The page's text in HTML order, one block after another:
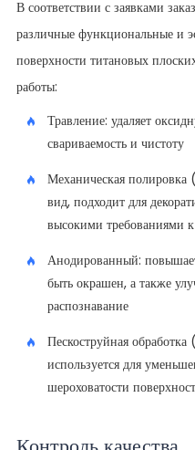
В соответствии с заявками
различные функциональные и
поверхности титановых
работы:
Травление: удаляет
свариваемость и чистоту
Механическая
вид, подходит для
высокими требованиями
Анодированный:
быть окрашен, а также
распознавание
Пескоструйная
используется для
шероховатости